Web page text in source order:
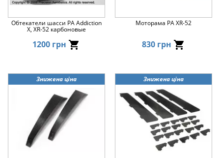
Обтекатели шасси PA Addiction
X, XR-52 карбоновые
1200 грн
Моторама PA XR-52
830 грн
Знижена ціна Знижена ціна